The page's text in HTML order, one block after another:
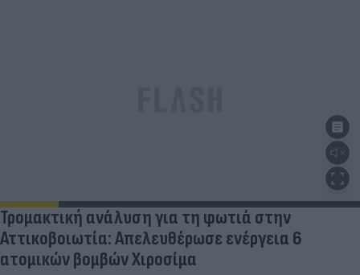
Τρομακτική ανάλυση για τη φωτιά στην
Αττικοβοιωτία: Απελευθέρωσε ενέργεια 6
ατομικών βομβών Χιροσίμα